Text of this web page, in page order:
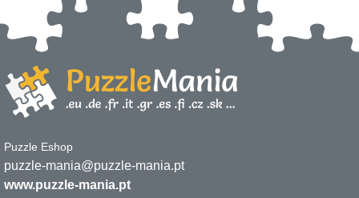
Puzzle Eshop
puzzle-mania@puzzle-mania.pt
www.puzzle-mania.pt